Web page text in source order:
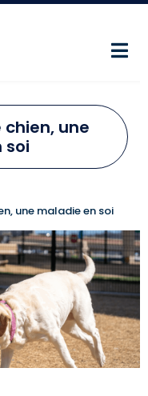
chien, une
soi
D'ARIANE
une maladie en soi